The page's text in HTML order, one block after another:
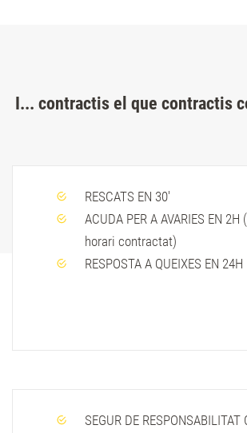
I... contractis el que contractis
RESCATS EN 30'
ACUDA PER A AVARIES EN
horari contractat)
RESPOSTA A QUEIXES EN 24H
SEGUR DE